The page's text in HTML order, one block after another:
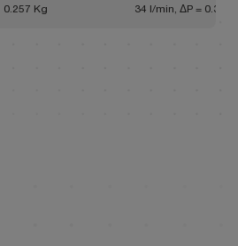
0.257 Kg 34 l/min, ΔP = 0.3 bar